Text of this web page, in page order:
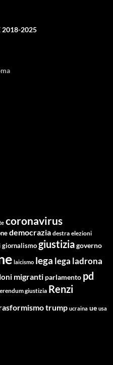
2018-2025
coronavirus
democrazia destra elezioni
giornalismogiustiziagoverno
laicismo lega lega ladrona
migranti parlamento pd
giustizia Renzi
trump ucraina ue usa